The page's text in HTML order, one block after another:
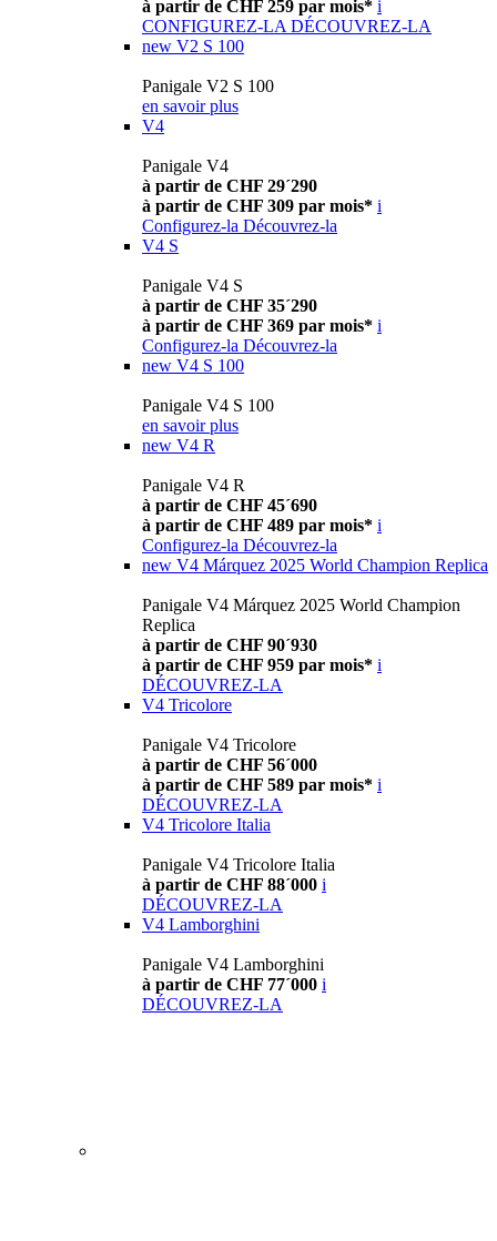
à partir de CHF 259 par mois* i
CONFIGUREZ-LA DÉCOUVREZ-LA
new V2 S 100
Panigale V2 S 100
en savoir plus
V4
Panigale V4
à partir de CHF 29´290
à partir de CHF 309 par mois* i
Configurez-la Découvrez-la
V4 S
Panigale V4 S
à partir de CHF 35´290
à partir de CHF 369 par mois* i
Configurez-la Découvrez-la
new V4 S 100
Panigale V4 S 100
en savoir plus
new V4 R
Panigale V4 R
à partir de CHF 45´690
à partir de CHF 489 par mois* i
Configurez-la Découvrez-la
new V4 Márquez 2025 World Champion Replica
Panigale V4 Márquez 2025 World Champion
Replica
à partir de CHF 90´930
à partir de CHF 959 par mois* i
DÉCOUVREZ-LA
V4 Tricolore
Panigale V4 Tricolore
à partir de CHF 56´000
à partir de CHF 589 par mois* i
DÉCOUVREZ-LA
V4 Tricolore Italia
Panigale V4 Tricolore Italia
à partir de CHF 88´000 i
DÉCOUVREZ-LA
V4 Lamborghini
Panigale V4 Lamborghini
à partir de CHF 77´000 i
DÉCOUVREZ-LA